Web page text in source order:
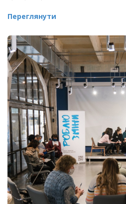
Переглянути